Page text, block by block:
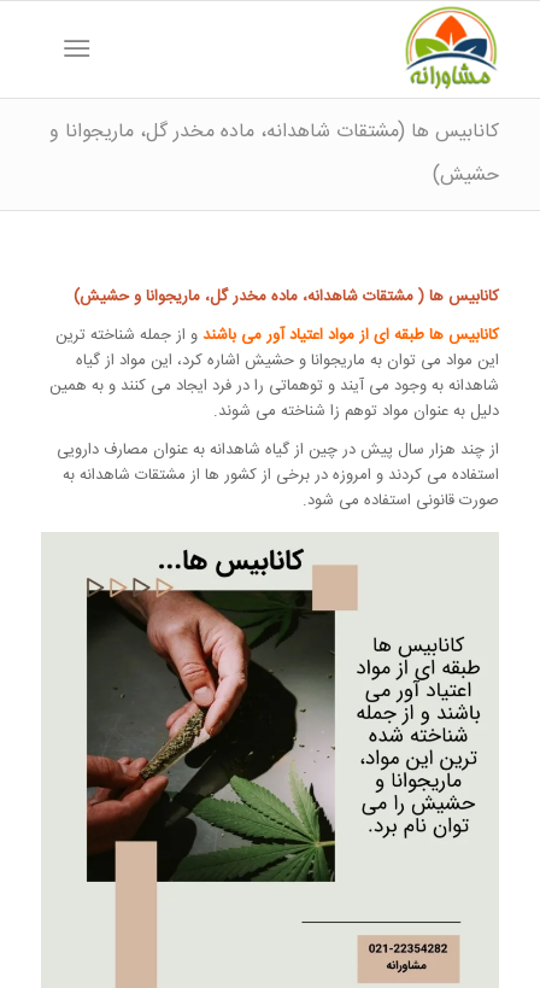
کانابیس ها (مشتقات شاهدانه، ماده مخدر گل، ماریجوانا و
حشیش)
کانابیس ها ( مشتقات شاهدانه، ماده مخدر گل، ماریجوانا و حشیش)
کانابیس ها طبقه ای از مواد اعتیاد آور می باشندو از جمله شناخته ترین
این مواد می توان به ماریجوانا و حشیش اشاره کرد، این مواد از گیاه
شاهدانه به وجود می آیند و توهماتی را در فرد ایجاد می کنند و به همین
دلیل به عنوان مواد توهم زا شناخته می شوند.
از چند هزار سال پیش در چین از گیاه شاهدانه به عنوان مصارف دارویی
استفاده می کردند و امروزه در برخی از کشور ها از مشتقات شاهدانه به
صورت قانونی استفاده می شود.